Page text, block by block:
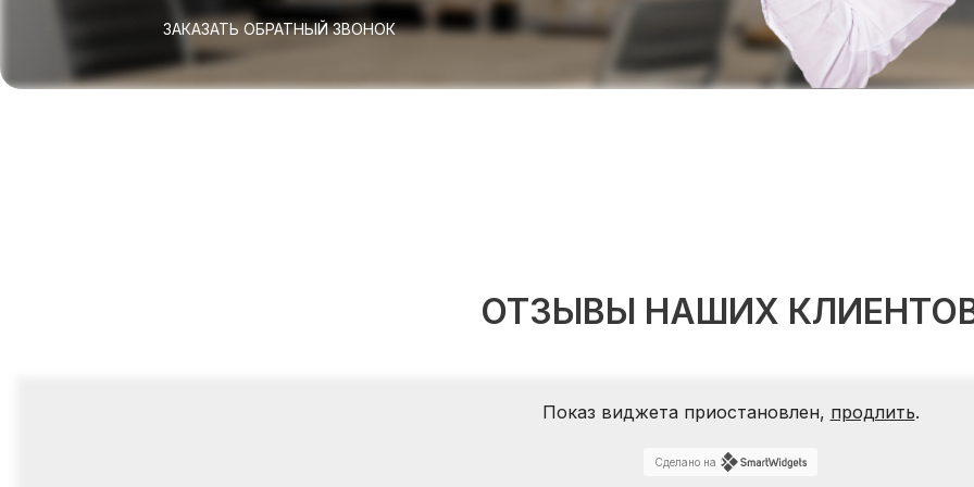
ЗАКАЗАТЬ ОБРАТНЫЙ ЗВОНОК
ОТЗЫВЫ НАШИХ
Показ виджета приостановлен, продлить.
Сделано на